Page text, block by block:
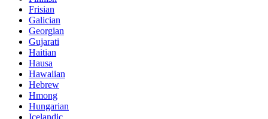
Frisian
Galician
Georgian
Gujarati
Haitian
Hausa
Hawaiian
Hebrew
Hmong
Hungarian
Icelandic